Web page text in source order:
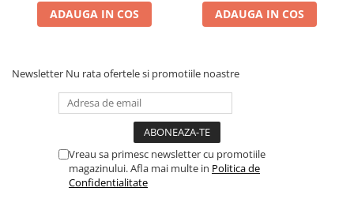
ADAUGA IN COS ADAUGA IN COS
Newsletter Nu rata ofertele si promotiile noastre
Vreau sa primesc newsletter cu promotiile
magazinului. Afla mai multe in Politica de
Confidentialitate